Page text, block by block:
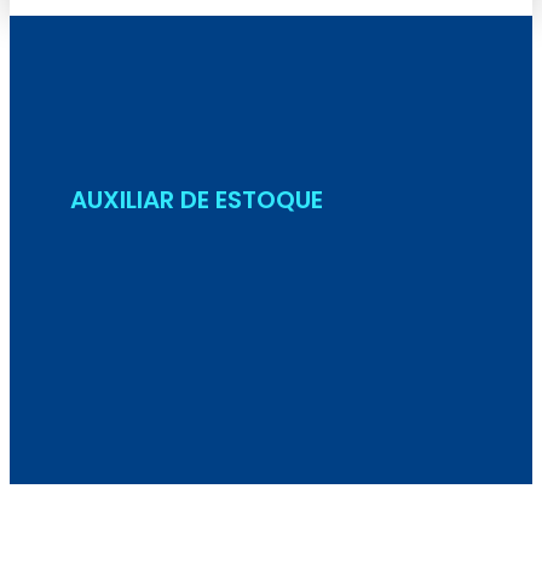
AUXILIAR DE ESTOQUE